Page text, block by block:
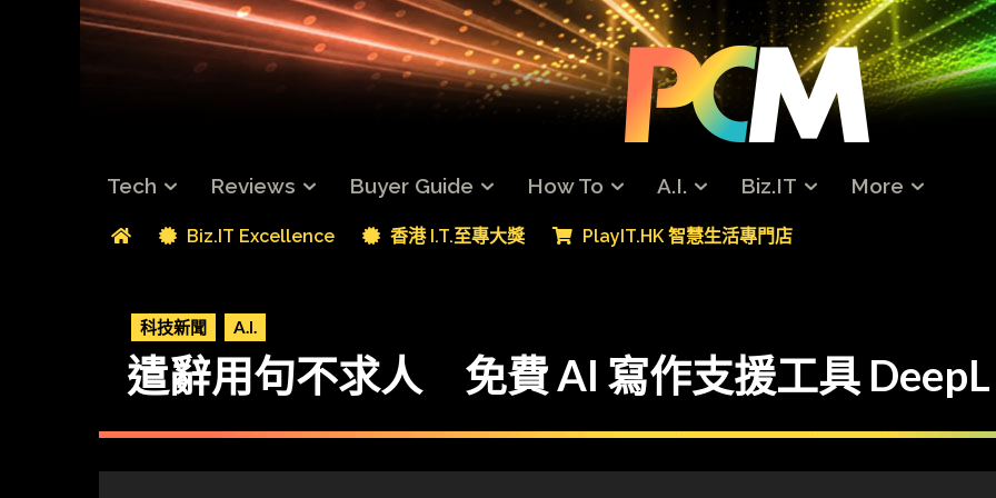
Tech Reviews Buyer Guide How To A.I. Biz.IT More
Biz.IT Excellence 香港 I.T.至專大獎 PlayIT.HK 智慧生活專門店
科技新聞 A.I.
遣辭用句不求人 免費 AI 寫作支援工具